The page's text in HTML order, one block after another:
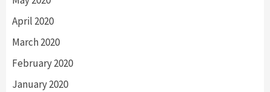
April 2020
March 2020
February 2020
January 2020